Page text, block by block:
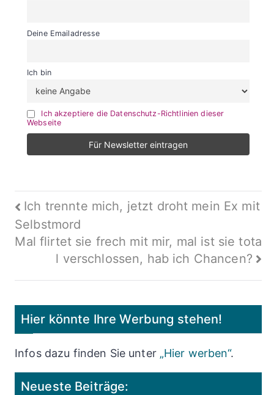
Deine Emailadresse
Ich bin
Ich akzeptiere die Datenschutz-Richtlinien dieser
Webseite
Beitragsnavigation
Ich trennte mich, jetzt droht mein Ex mit
Selbstmord
Mal flirtet sie frech mit mir, mal ist sie tota
l verschlossen, hab ich Chancen?
Hier könnte Ihre Werbung stehen!
Infos dazu finden Sie unter „Hier werben“.
Neueste Beiträge: